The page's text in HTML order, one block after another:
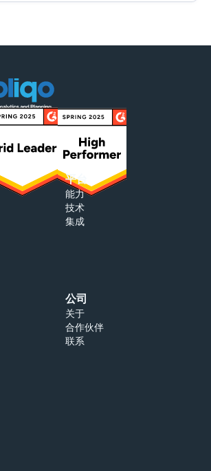
平台
能力
技术
集成
公司
关于
合作伙伴
联系